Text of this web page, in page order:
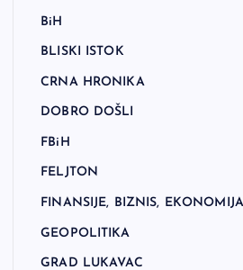
BiH
BLISKI ISTOK
CRNA HRONIKA
DOBRO DOŠLI
FBiH
FELJTON
FINANSIJE, BIZNIS,
GEOPOLITIKA
GRAD LUKAVAC